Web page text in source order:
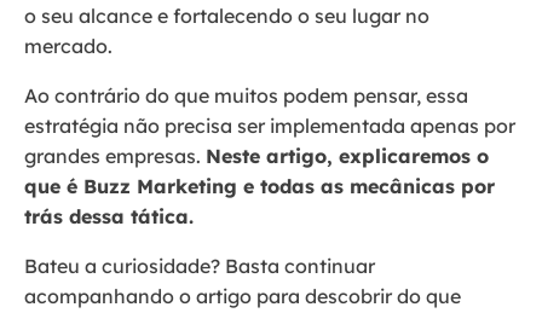
o seu alcance e fortalecendo o seu lugar no
mercado.
Ao contrário do que muitos podem pensar, essa
estratégia não precisa ser implementada apenas por
grandes empresas. Neste artigo, explicaremos o
que é Buzz Marketing e todas as mecânicas por
trás dessa tática.
Bateu a curiosidade? Basta continuar
acompanhando o artigo para descobrir do que